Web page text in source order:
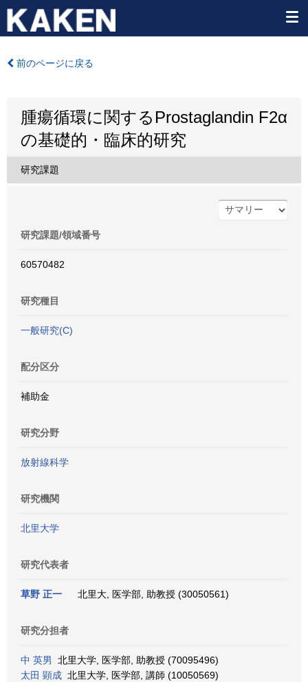
前のページに戻る
腫瘍循環に関するProstaglandin F2α
の基礎的・臨床的研究
研究課題
研究課題/領域番号
60570482
研究種目
一般研究(C)
配分区分
補助金
研究分野
放射線科学
研究機関
北里大学
研究代表者
草野 正一 北里大, 医学部, 助教授 (30050561)
研究分担者
中 英男
北里大学, 医学部, 助教授 (70095496)
太田 顕成 北里大学, 医学部, 講師 (10050569)